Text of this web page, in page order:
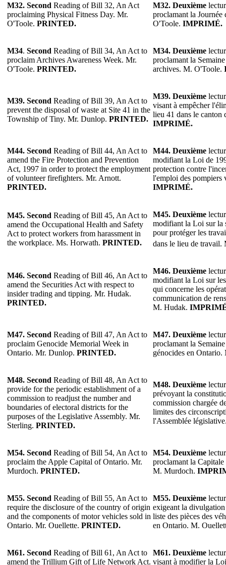
M32. Second Reading of Bill 32, An Act
proclaiming Physical Fitness Day. Mr.
O'Toole. PRINTED.
M32. Deuxième
proclamant la
O'Toole. IMPRIMÉ.
M34. Second Reading of Bill 34, An Act to
proclaim Archives Awareness Week. Mr.
O'Toole. PRINTED.
M34. Deuxième
proclamant la
archives. M. O'Toole.
M39. Second Reading of Bill 39, An Act to
prevent the disposal of waste at Site 41 in the
Township of Tiny. Mr. Dunlop. PRINTED.
M39. Deuxième
visant à empêcher
lieu 41 dans le
IMPRIMÉ.
M44. Second Reading of Bill 44, An Act to
amend the Fire Protection and Prevention
Act, 1997 in order to protect the employment
of volunteer firefighters. Mr. Arnott.
PRINTED.
M44. Deuxième
modifiant la Loi de
protection contre
l'emploi des
IMPRIMÉ.
M45. Second Reading of Bill 45, An Act to
amend the Occupational Health and Safety
Act to protect workers from harassment in
the workplace. Ms. Horwath. PRINTED.
M45. Deuxième
modifiant la Loi sur la
pour protéger les
dans le lieu de travail.
M46. Second Reading of Bill 46, An Act to
amend the Securities Act with respect to
insider trading and tipping. Mr. Hudak.
PRINTED.
M46. Deuxième
modifiant la Loi sur
qui concerne les
communication de
M. Hudak.
M47. Second Reading of Bill 47, An Act to
proclaim Genocide Memorial Week in
Ontario. Mr. Dunlop. PRINTED.
M47. Deuxième
proclamant la
génocides en
M48. Second Reading of Bill 48, An Act to
provide for the periodic establishment of a
commission to readjust the number and
boundaries of electoral districts for the
purposes of the Legislative Assembly. Mr.
Sterling. PRINTED.
M48. Deuxième
prévoyant la
commission chargée
limites des
l'Assemblée
M54. Second Reading of Bill 54, An Act to
proclaim the Apple Capital of Ontario. Mr.
Murdoch. PRINTED.
M54. Deuxième
proclamant la
M. Murdoch.
M55. Second Reading of Bill 55, An Act to
require the disclosure of the country of origin
and the components of motor vehicles sold in
Ontario. Mr. Ouellette. PRINTED.
M55. Deuxième
exigeant la
liste des pièces des
en Ontario. M.
M61. Second Reading of Bill 61, An Act to
amend the Trillium Gift of Life Network Act.
M61. Deuxième
visant à modifier la